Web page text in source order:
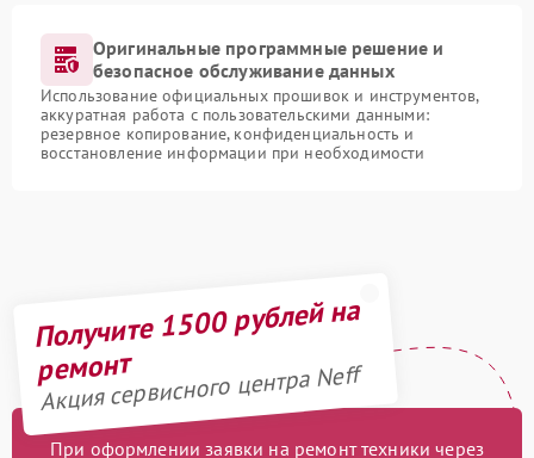
Оригинальные программные решение и
безопасное обслуживание данных
Использование официальных прошивок и инструментов,
аккуратная работа с пользовательскими данными:
резервное копирование, конфиденциальность и
восстановление информации при необходимости
Получите 1500 рублей на
ремонт
Акция сервисного центра Neff
При оформлении заявки на ремонт техники через